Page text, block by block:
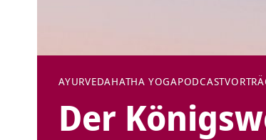
AYURVEDAHATHA YOGAPODCAST
Der